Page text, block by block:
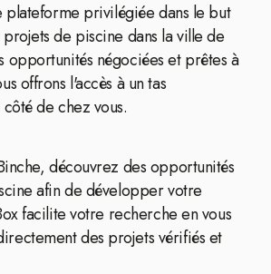
plateforme privilégiée dans le but
de piscine dans la ville de
opportunités négociées et prêtes à
offrons l'accès à un tas
de chez vous.
découvrez des opportunités
afin de développer votre
facilite votre recherche en vous
des projets vérifiés et